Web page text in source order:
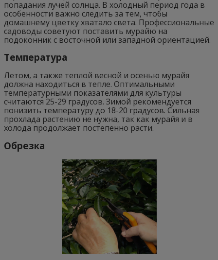
попадания лучей солнца. В холодный период года в
особенности важно следить за тем, чтобы
домашнему цветку хватало света. Профессиональные
садоводы советуют поставить мурайю на
подоконник с восточной или западной ориентацией.
Температура
Летом, а также теплой весной и осенью мурайя
должна находиться в тепле. Оптимальными
температурными показателями для культуры
считаются 25-29 градусов. Зимой рекомендуется
понизить температуру до 18-20 градусов. Сильная
прохлада растению не нужна, так как мурайя и в
холода продолжает постепенно расти.
Обрезка